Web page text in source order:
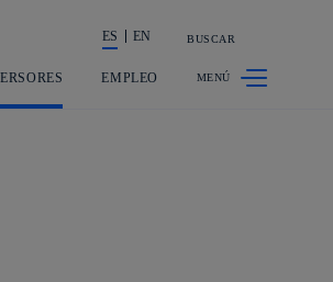
La acción en accionistas e inversores
ES EN BUSCAR
EMPLEO